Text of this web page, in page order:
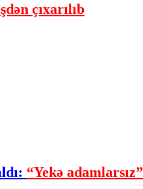
çıxarılıb
“Yekə adamlarsız”